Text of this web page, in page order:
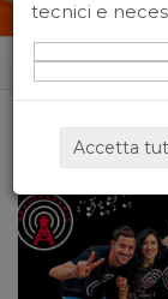
Home
tecnici e
Accetta